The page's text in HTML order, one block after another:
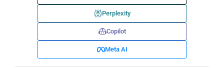
Perplexity
Copilot
Meta AI